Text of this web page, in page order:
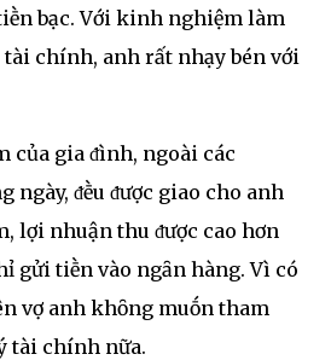
bạc. Với kinh nghiệm làm
chính, anh rất nhạy bén với
của gia ᵭình, ngoài các
ngày, ᵭḕu ᵭược giao cho anh
lợi nhuận thu ᵭược cao hơn
gửi tiḕn vào ngȃn hàng. Vì có
vợ anh khȏng muṓn tham
tài chính nữa.